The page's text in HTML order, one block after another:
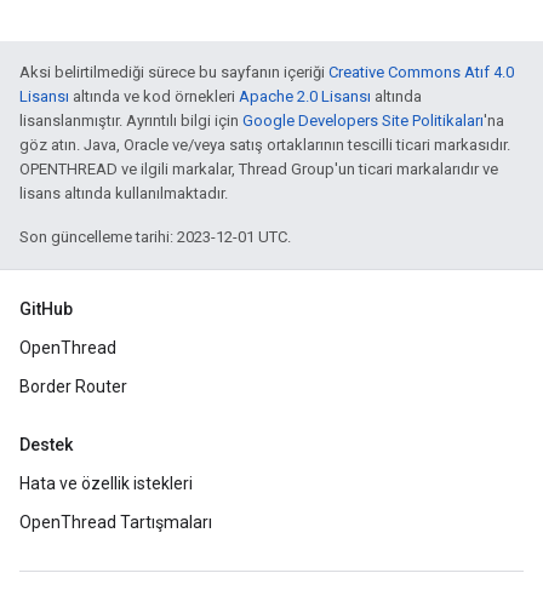
Aksi belirtilmediği sürece bu sayfanın içeriği Creative Commons Atıf 4.0
Lisansı altında ve kod örnekleri Apache 2.0 Lisansı altında
lisanslanmıştır. Ayrıntılı bilgi için Google Developers Site Politikaları'na
göz atın. Java, Oracle ve/veya satış ortaklarının tescilli ticari markasıdır.
OPENTHREAD ve ilgili markalar, Thread Group'un ticari markalarıdır ve
lisans altında kullanılmaktadır.
Son güncelleme tarihi: 2023-12-01 UTC.
GitHub
OpenThread
Border Router
Destek
Hata ve özellik istekleri
OpenThread Tartışmaları